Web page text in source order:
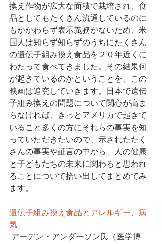
換え作物が広大な面積で栽培され、食
品としてもたくさん流通しているのに
もかかわらず表示義務がないため、米
国人は知らず知らずのうちにたくさん
の遺伝子組み換え食品を２０年近くに
わたって食べてきました。その結果何
が起きているのかということを、この
映画は追究していきます。日本で遺伝
子組み換えの問題について関心が高ま
らなければ、きっとアメリカで起きて
いること多くの方にそれらの事実を知
っていただきたいので、示されたたく
さんの事実や証言の中から、人の健康
と子どもたちの未来に関わると思われ
ることについて拾い出してまとめてみ
ます。
遺伝子組み換え食品とアレルギー、病
気